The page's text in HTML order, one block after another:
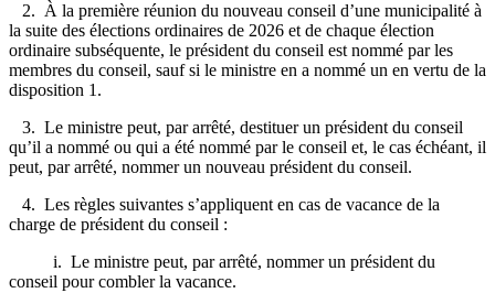
2. À la première réunion du nouveau conseil d’une municipalité à
la suite des élections ordinaires de 2026 et de chaque élection
ordinaire subséquente, le président du conseil est nommé par les
membres du conseil, sauf si le ministre en a nommé un en vertu de la
disposition 1.
3. Le ministre peut, par arrêté, destituer un président du conseil
qu’il a nommé ou qui a été nommé par le conseil et, le cas échéant, il
peut, par arrêté, nommer un nouveau président du conseil.
4. Les règles suivantes s’appliquent en cas de vacance de la
charge de président du conseil :
i. Le ministre peut, par arrêté, nommer un président du
conseil pour combler la vacance.